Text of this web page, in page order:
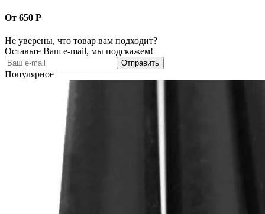
От 650 Р
Не уверены, что товар вам подходит?
Оставьте Ваш e-mail, мы подскажем!
Популярное